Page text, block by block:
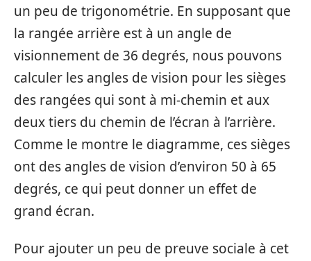
un peu de trigonométrie. En supposant que
la rangée arrière est à un angle de
visionnement de 36 degrés, nous pouvons
calculer les angles de vision pour les sièges
des rangées qui sont à mi-chemin et aux
deux tiers du chemin de l’écran à l’arrière.
Comme le montre le diagramme, ces sièges
ont des angles de vision d’environ 50 à 65
degrés, ce qui peut donner un effet de
grand écran.
Pour ajouter un peu de preuve sociale à cet